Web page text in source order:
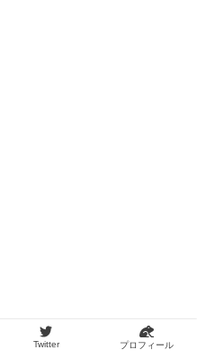
Twitter プロフィール